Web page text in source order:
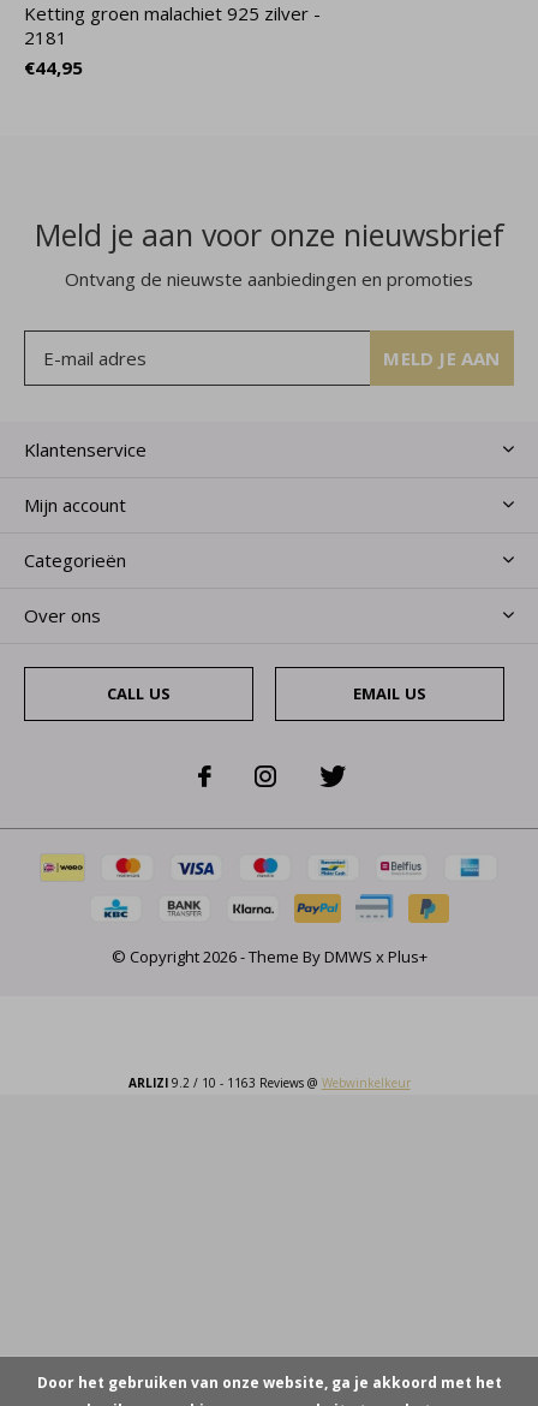
Ketting groen malachiet 925 zilver -
2181
€44,95
Meld je aan voor onze nieuwsbrief
Ontvang de nieuwste aanbiedingen en promoties
MELD JE AAN
Klantenservice
Mijn account
Categorieën
Over ons
CALL US EMAIL US
© Copyright2026- Theme ByDMWS xPlus+
ARLIZI9.2/ 10 - 1163 Reviews @ Webwinkelkeur
Door het gebruiken van onze website, ga je akkoord met het